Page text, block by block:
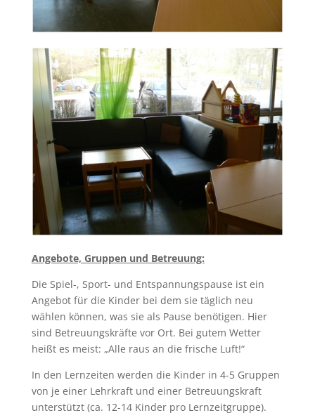
Angebote, Gruppen und Betreuung:
Die Spiel-, Sport- und Entspannungspause ist ein
Angebot für die Kinder bei dem sie täglich neu
wählen können, was sie als Pause benötigen. Hier
sind Betreuungskräfte vor Ort. Bei gutem Wetter
heißt es meist: „Alle raus an die frische Luft!“
In den Lernzeiten werden die Kinder in 4-5 Gruppen
von je einer Lehrkraft und einer Betreuungskraft
unterstützt (ca. 12-14 Kinder pro Lernzeitgruppe).